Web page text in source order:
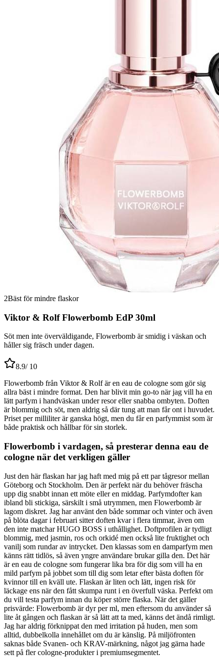
2Bäst för mindre flaskor
Viktor & Rolf Flowerbomb EdP 30ml
Söt men inte överväldigande, Flowerbomb är smidig i väskan och
håller sig fräsch under dagen.
8.9/ 10
Flowerbomb från Viktor & Rolf är en eau de cologne som gör sig
allra bäst i mindre format. Den har blivit min go-to när jag vill ha en
lätt parfym i handväskan under resor eller snabba ombyten. Doften
är blommig och söt, men aldrig så där tung att man får ont i huvudet.
Priset per milliliter är ganska högt, men du får en parfymmist som är
både praktisk och hållbar för sin storlek.
Flowerbomb i vardagen, så presterar denna eau de
cologne när det verkligen gäller
Just den här flaskan har jag haft med mig på ett par tågresor mellan
Göteborg och Stockholm. Den är perfekt när du behöver fräscha
upp dig snabbt innan ett möte eller en middag. Parfymdofter kan
ibland bli stickiga, särskilt i små utrymmen, men Flowerbomb är
lagom diskret. Jag har använt den både sommar och vinter och även
på blöta dagar i februari sitter doften kvar i flera timmar, även om
den inte matchar HUGO BOSS i uthållighet. Doftprofilen är tydligt
blommig, med jasmin, ros och orkidé men också lite fruktighet och
vanilj som rundar av intrycket. Den klassas som en damparfym men
känns rätt tidlös, så även yngre användare brukar gilla den. Det här
är en eau de cologne som fungerar lika bra för dig som vill ha en
mild parfym på jobbet som till dig som letar efter bästa doften för
kvinnor till en kväll ute. Flaskan är liten och lätt, ingen risk för
läckage ens när den fått skumpa runt i en överfull väska. Perfekt om
du vill testa parfym innan du köper större flaska. När det gäller
prisvärde: Flowerbomb är dyr per ml, men eftersom du använder så
lite åt gången och flaskan är så lätt att ta med, känns det ändå rimligt.
Jag har aldrig förknippat den med irritation på huden, men som
alltid, dubbelkolla innehållet om du är känslig. På miljöfronten
saknas både Svanen- och KRAV-märkning, något jag gärna hade
sett på fler cologne-produkter i premiumsegmentet.